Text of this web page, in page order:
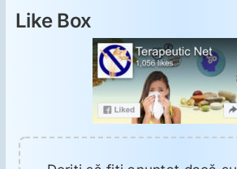
Like Box